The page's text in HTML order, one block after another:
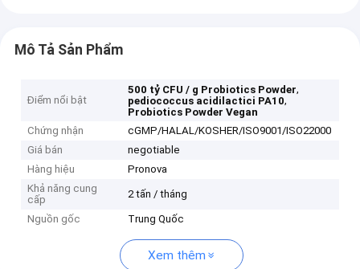
Mô Tả Sản Phẩm
Điểm nổi bật
500 tỷ CFU / g Probiotics Powder,
pediococcus acidilactici PA10,
Probiotics Powder Vegan
Chứng nhận
cGMP/HALAL/KOSHER/ISO9001/ISO22000
Giá bán
negotiable
Hàng hiệu
Pronova
Khả năng cung
cấp
2 tấn / tháng
Nguồn gốc Trung Quốc
Xem thêm